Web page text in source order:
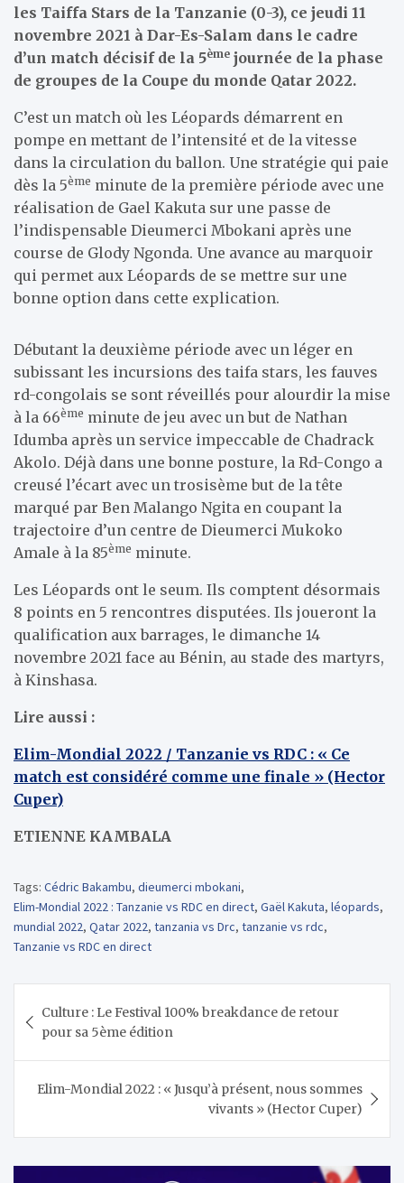
les Taiffa Stars de la Tanzanie (0-3), ce jeudi 11
novembre 2021 à Dar-Es-Salam dans le cadre
d’un match décisif de la 5ème journée de la phase
de groupes de la Coupe du monde Qatar 2022.
C’est un match où les Léopards démarrent en
pompe en mettant de l’intensité et de la vitesse
dans la circulation du ballon. Une stratégie qui paie
dès la 5ème minute de la première période avec une
réalisation de Gael Kakuta sur une passe de
l’indispensable Dieumerci Mbokani après une
course de Glody Ngonda. Une avance au marquoir
qui permet aux Léopards de se mettre sur une
bonne option dans cette explication.
Débutant la deuxième période avec un léger en
subissant les incursions des taifa stars, les fauves
rd-congolais se sont réveillés pour alourdir la mise
à la 66ème minute de jeu avec un but de Nathan
Idumba après un service impeccable de Chadrack
Akolo. Déjà dans une bonne posture, la Rd-Congo a
creusé l’écart avec un trosisème but de la tête
marqué par Ben Malango Ngita en coupant la
trajectoire d’un centre de Dieumerci Mukoko
Amale à la 85ème minute.
Les Léopards ont le seum. Ils comptent désormais
8 points en 5 rencontres disputées. Ils joueront la
qualification aux barrages, le dimanche 14
novembre 2021 face au Bénin, au stade des martyrs,
à Kinshasa.
Lire aussi :
Elim-Mondial 2022 / Tanzanie vs RDC : « Ce
match est considéré comme une finale » (Hector
Cuper)
ETIENNE KAMBALA
Tags: Cédric Bakambu, dieumerci mbokani,
Elim-Mondial 2022 : Tanzanie vs RDC en direct, Gaël Kakuta, léopards,
mundial 2022, Qatar 2022, tanzania vs Drc, tanzanie vs rdc,
Tanzanie vs RDC en direct
de
l’article
Culture : Le Festival 100% breakdance de retour
pour sa 5ème édition
Elim-Mondial 2022 : « Jusqu’à présent, nous sommes
vivants » (Hector Cuper)